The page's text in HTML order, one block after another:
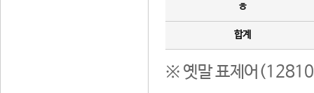
ㅎ
합계
※ 옛말 표제어(12810